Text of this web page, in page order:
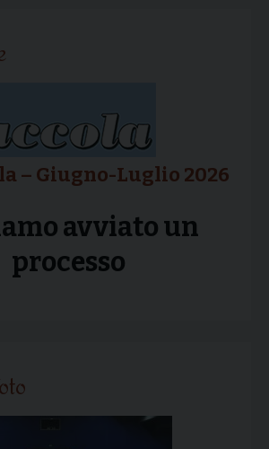
– Giugno-Luglio 2026
avviato un
processo